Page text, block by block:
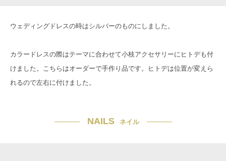
ウェディングドレスの時はシルバーのものにしました。
カラードレスの際はテーマに合わせて小枝アクセサリーにヒトデも付
けました。こちらはオーダーで手作り品です。ヒトデは位置が変えら
れるので左右に付けました。
NAILS ネイル